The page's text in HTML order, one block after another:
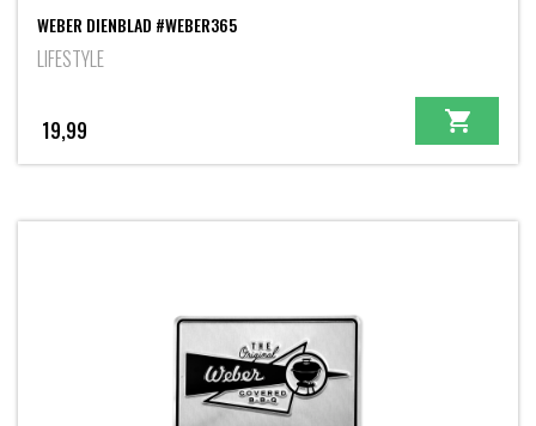
WEBER DIENBLAD #WEBER365
LIFESTYLE
19,99